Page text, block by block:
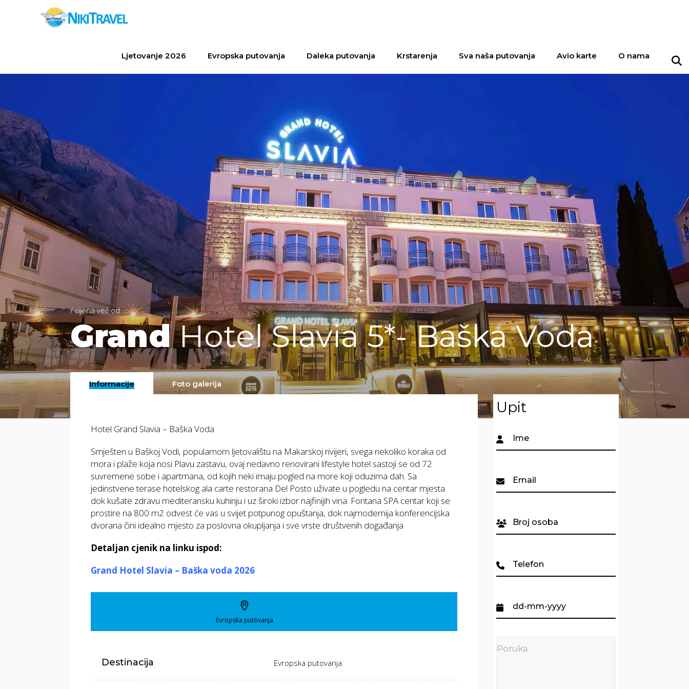
Ljetovanje 2026 Evropska putovanja Daleka putovanja Krstarenja Sva naša putovanja Avio karte O nama
/ cijena već od
GrandHotel Slavia 5*- Baška Voda
Informacije Foto galerija
Hotel Grand Slavia – Baška Voda
Smješten u Baškoj Vodi, popularnom ljetovalištu na Makarskoj rivijeri, svega nekoliko koraka od
mora i plaže koja nosi Plavu zastavu, ovaj nedavno renovirani lifestyle hotel sastoji se od 72
suvremene sobe i apartmana, od kojih neki imaju pogled na more koji oduzima dah. Sa
jedinstvene terase hotelskog ala carte restorana Del Posto uživate u pogledu na centar mjesta
dok kušate zdravu mediteransku kuhinju i uz široki izbor najfinijih vina. Fontana SPA centar koji se
prostire na 800 m2 odvest će vas u svijet potpunog opuštanja, dok najmodernija konferencijska
dvorana čini idealno mjesto za poslovna okupljanja i sve vrste društvenih događanja
Detaljan cjenik na linku ispod:
Grand Hotel Slavia – Baška voda 2026
Evropska putovanja
Destinacija Evropska putovanja
Upit